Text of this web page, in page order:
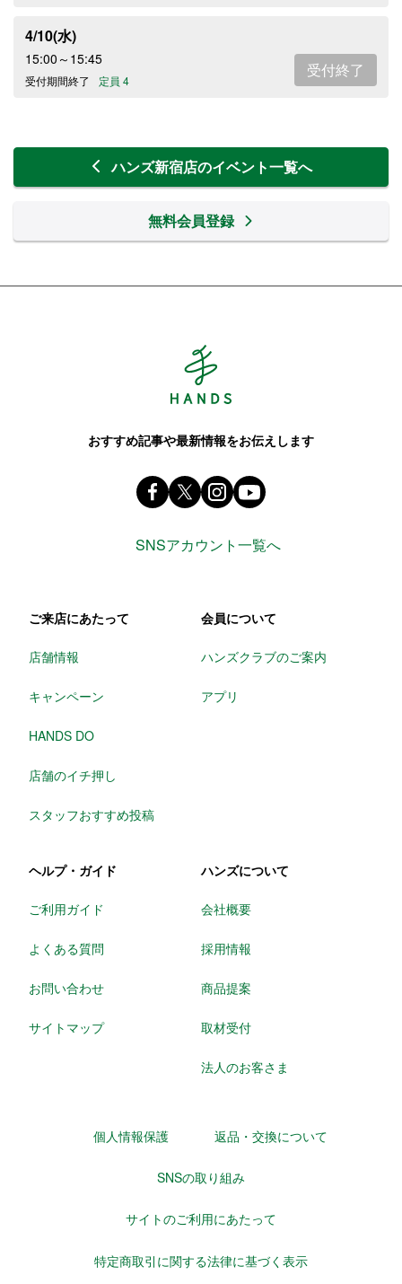
4/10(水)
15:00～15:45
受付期間終了 定員 4
受付終了
ハンズ新宿店のイベント一覧へ
無料会員登録
おすすめ記事や最新情報をお伝えします
Facebook ハンズ公式ファンページ
X(旧 twitter) @Hands_official_
instagram
SNSアカウント一覧へ
ご来店にあたって
店舗情報
キャンペーン
HANDS DO
店舗のイチ押し
スタッフおすすめ投稿
会員について
ハンズクラブのご案内
アプリ
ヘルプ・ガイド
ご利用ガイド
よくある質問
お問い合わせ
サイトマップ
ハンズについて
会社概要
採用情報
商品提案
取材受付
法人のお客さま
個人情報保護 返品・交換について
SNSの取り組み
サイトのご利用にあたって
特定商取引に関する法律に基づく表示